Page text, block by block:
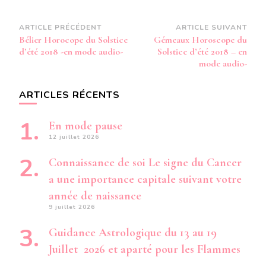
Navigation
d’article
ARTICLE PRÉCÉDENT
Bélier Horocope du Solstice
d’été 2018 -en mode audio-
ARTICLE SUIVANT
Gémeaux Horoscope du
Solstice d’été 2018 – en
mode audio-
ARTICLES RÉCENTS
En mode pause
12 juillet 2026
Connaissance de soi Le signe du Cancer
a une importance capitale suivant votre
année de naissance
9 juillet 2026
Guidance Astrologique du 13 au 19
Juillet 2026 et aparté pour les Flammes